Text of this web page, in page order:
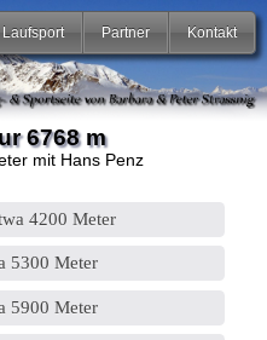
Laufsport Partner Kontakt
6768 m
mit Hans Penz
4200 Meter
5300 Meter
5900 Meter